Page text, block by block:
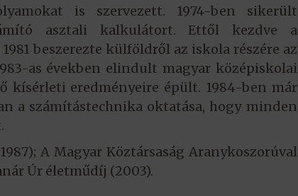
is szervezett. 1974-ben sikerült
asztali kalkulátort. Ettől kezdve a
beszerezte külföldről az iskola részére az
as években elindult magyar középiskolai
kísérleti eredményeire épült. 1984-ben már
a számítástechnika oktatása, hogy minden
A Magyar Köztársaság Aranykoszorúval
Úr életműdíj (2003).